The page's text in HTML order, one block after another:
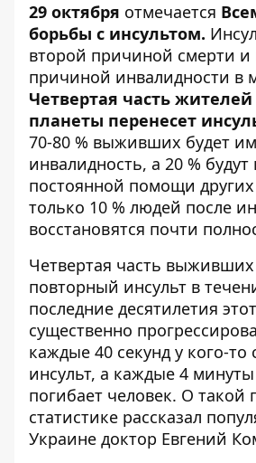
29 октября отмечается
борьбы с инсультом.
второй причиной смерти и
причиной инвалидности в
Четвертая часть
планеты перенесет
70-80 % выживших будет
инвалидность, а 20 %
постоянной помощи
только 10 % людей после
восстановятся почти
Четвертая часть выживших
повторный инсульт в
последние десятилетия
существенно
каждые 40 секунд у кого-то
инсульт, а каждые 4 минуты
погибает человек. О такой
статистике рассказал
Украине доктор Евгений